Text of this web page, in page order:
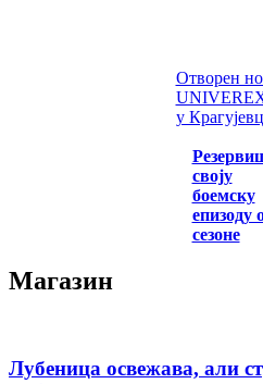
Отворен
у
своју
боемску
епизоду
сезоне
Магазин
Лубеница освежава, али